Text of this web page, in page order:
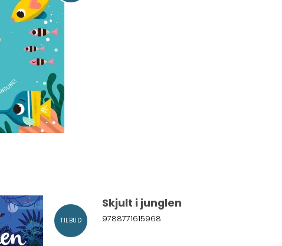
TILBUD
Skjult i junglen
9788771615968